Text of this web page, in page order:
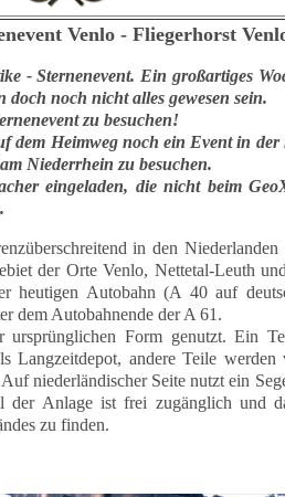
Venlo - Fliegerhorst
- Sternenevent. Ein großartiges
noch nicht alles gewesen sein.
zu besuchen!
dem Heimweg noch ein Event in
Niederrhein zu besuchen.
eingeladen, die nicht beim
in den
der Orte Venlo, Nettetal-Leuth
heutigen Autobahn (A 40 auf
dem Autobahnende der A 61.
Form genutzt. Ein
Langzeitdepot, andere Teile
niederländischer Seite nutzt ein
der Anlage ist frei zugänglich und
zu finden.